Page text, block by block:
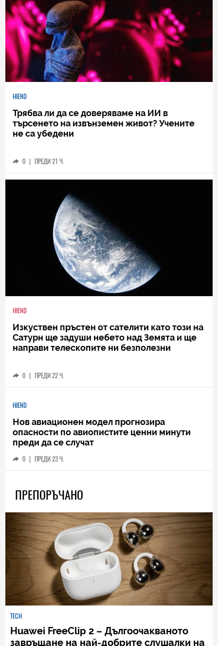
HIEND
Трябва ли да се доверяваме на ИИ в
търсенето на извънземен живот? Учените
не са убедени
0 | ПРЕДИ 21 Ч.
HIEND
Изкуствен пръстен от сателити като този на
Сатурн ще задуши небето над Земята и ще
направи телескопите ни безполезни
0 | ПРЕДИ 22 Ч.
HIEND
Нов авиационен модел прогнозира
опасности по авиопистите ценни минути
преди да се случат
0 | ПРЕДИ 23 Ч.
ПРЕПОРЪЧАНО
TECH
Huawei FreeClip 2 – Дългоочакваното
завръщане на най-добрите слушалки на